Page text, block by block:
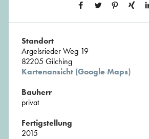
Standort
Argelsrieder Weg 19
82205 Gilching
Kartenansicht (Google Maps)
Bauherr
privat
Fertigstellung
2015